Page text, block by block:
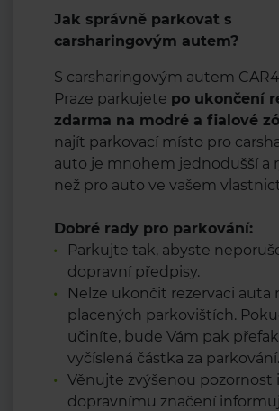
Jak správně parkovat s
carsharingovým autem?
S carsharingovým autem
Praze parkujete po ukončení
zdarma na modré a fialové
najít parkovací místo pro
auto je mnohem jednodušší a
než pro auto ve vašem
Dobré rady pro parkování:
Parkujte tak, abyste
dopravní předpisy.
Nelze ukončit rezervaci auta
placených parkovištích.
učiníte, bude Vám pak
vyčíslená částka za parkování.
Věnujte zvýšenou pozornost i
dopravnímu značení